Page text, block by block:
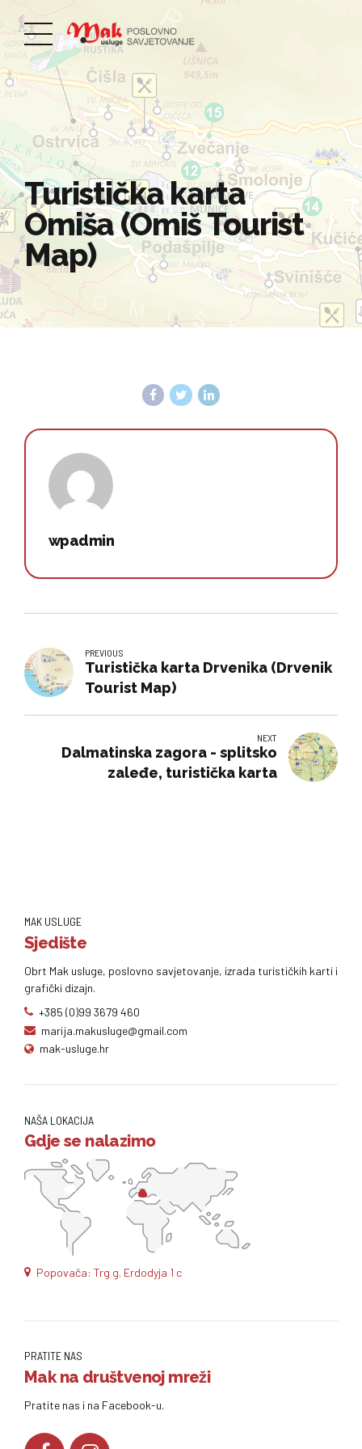
Turistička karta
Omiša (Omiš Tourist
Map)
wpadmin
PREVIOUS
Turistička karta Drvenika (Drvenik
Tourist Map)
NEXT
Dalmatinska zagora - splitsko
zaleđe, turistička karta
MAK USLUGE
Sjedište
Obrt Mak usluge, poslovno savjetovanje, izrada turističkih karti i
grafički dizajn.
+385 (0)99 3679 460
marija.makusluge@gmail.com
mak-usluge.hr
NAŠA LOKACIJA
Gdje se nalazimo
Popovača: Trg g. Erdodyja 1 c
PRATITE NAS
Mak na društvenoj mreži
Pratite nas i na Facebook-u.